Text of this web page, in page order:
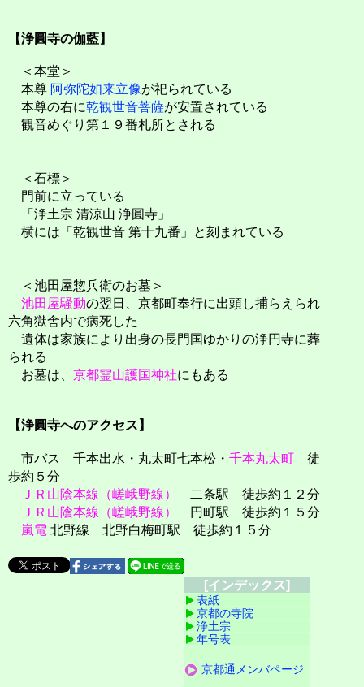
【浄圓寺の伽藍】
＜本堂＞
本尊 阿弥陀如来立像が祀られている
本尊の右に乾観世音菩薩が安置されている
観音めぐり第１９番札所とされる
＜石標＞
門前に立っている
「浄土宗 清涼山 浄圓寺」
横には「乾観世音 第十九番」と刻まれている
＜池田屋惣兵衛のお墓＞
池田屋騒動の翌日、京都町奉行に出頭し捕らえられ
六角獄舎内で病死した
遺体は家族により出身の長門国ゆかりの浄円寺に葬
られる
お墓は、 京都霊山護国神社にもある
【浄圓寺へのアクセス】
市バス 千本出水・丸太町七本松・ 千本丸太町 徒
歩約５分
ＪＲ山陰本線（嵯峨野線）
二条駅 徒歩約１２分
ＪＲ山陰本線（嵯峨野線）
円町駅 徒歩約１５分
嵐電 北野線 北野白梅町駅 徒歩約１５分
[インデックス]
表紙
京都の寺院
浄土宗
年号表
京都通メンバページ